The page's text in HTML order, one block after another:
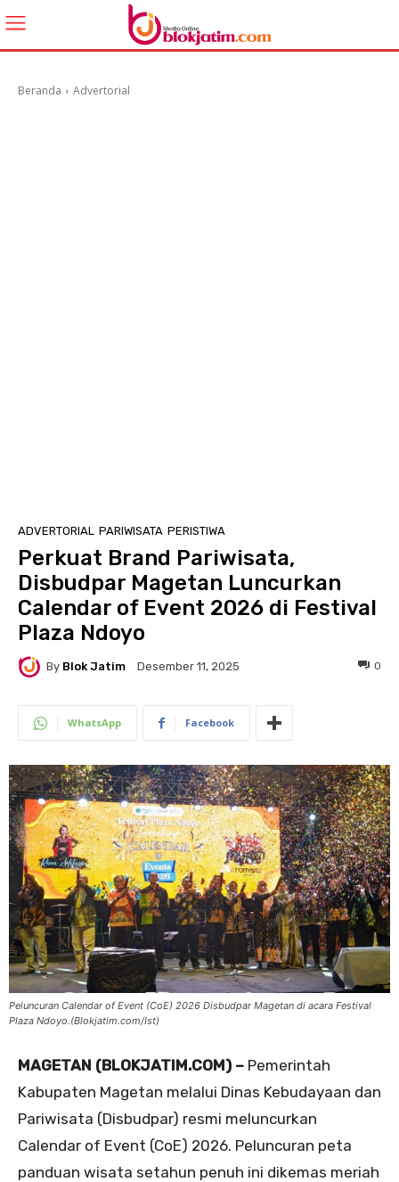
Beranda Advertorial
ADVERTORIAL PARIWISATA PERISTIWA
Perkuat Brand Pariwisata,
Disbudpar Magetan Luncurkan
Calendar of Event 2026 di Festival
Plaza Ndoyo
By Blok Jatim Desember 11, 2025 0
WhatsApp Facebook
Peluncuran Calendar of Event (CoE) 2026 Disbudpar Magetan di acara Festival
Plaza Ndoyo.(Blokjatim.com/Ist)
MAGETAN (BLOKJATIM.COM) – Pemerintah
Kabupaten Magetan melalui Dinas Kebudayaan dan
Pariwisata (Disbudpar) resmi meluncurkan
Calendar of Event (CoE) 2026. Peluncuran peta
panduan wisata setahun penuh ini dikemas meriah